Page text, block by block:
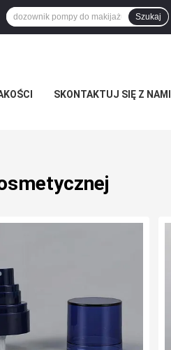
Szukaj
SKONTAKTUJ SIĘ Z NAMI